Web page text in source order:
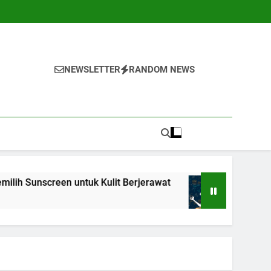
NEWSLETTER RANDOM NEWS
untuk Kulit Berjerawat 7 Teknik Self-Talk
1 Tahun Ago